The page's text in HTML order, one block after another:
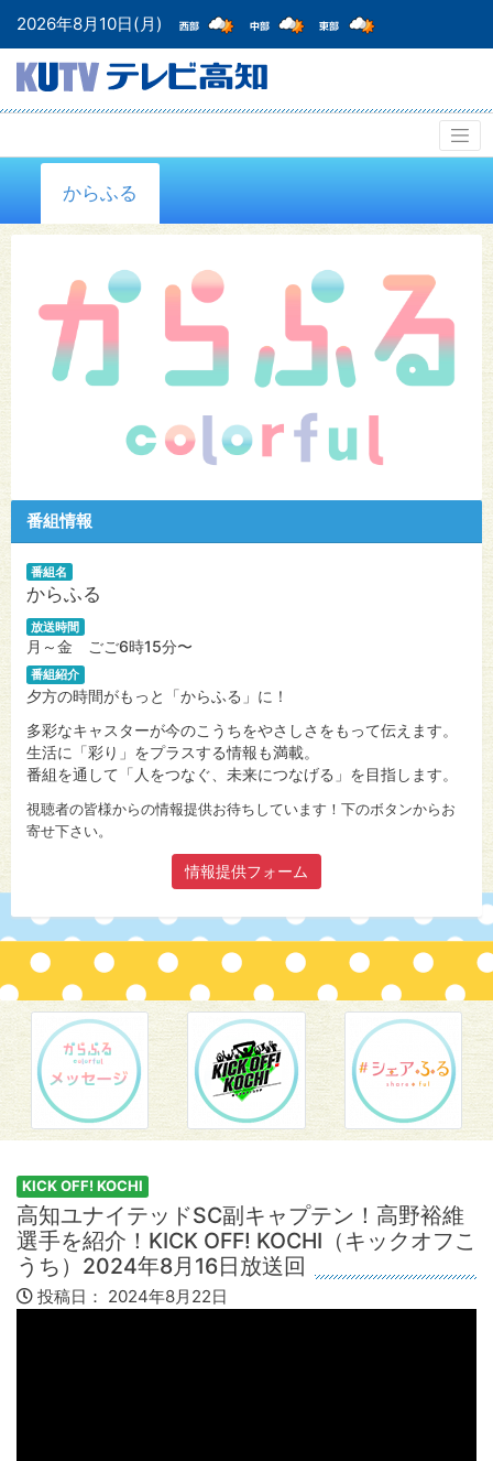
2026年8月10日(月)
からふる
番組情報
番組名
からふる
放送時間
月～金 ごご6時15分〜
番組紹介
夕方の時間がもっと「からふる」に！
多彩なキャスターが今のこうちをやさしさをもって伝えます。
生活に「彩り」をプラスする情報も満載。
番組を通して「人をつなぐ、未来につなげる」を目指します。
視聴者の皆様からの情報提供お待ちしています！下のボタンからお
寄せ下さい。
情報提供フォーム
KICK OFF! KOCHI
高知ユナイテッドSC副キャプテン！高野裕維
選手を紹介！KICK OFF! KOCHI（キックオフこ
うち）2024年8月16日放送回
投稿日： 2024年8月22日